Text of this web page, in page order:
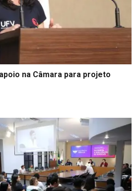
na Câmara para projeto